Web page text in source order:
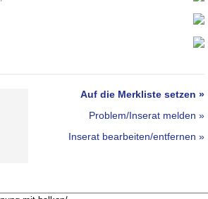
Auf die Merkliste setzen »
Problem/Inserat melden »
Inserat bearbeiten/entfernen »